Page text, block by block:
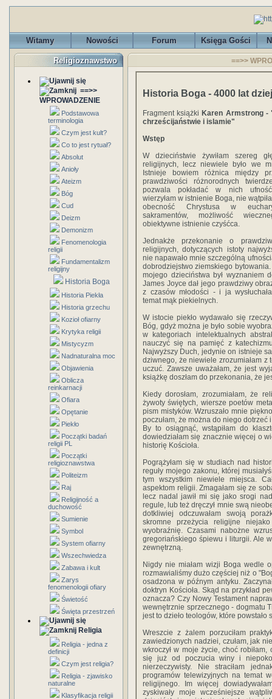
Witamy Nowości Forum Księga Gości
Religioznawstwo
==>>
WPROWADZENIE
Podstawowa
terminologia
Czym jest kult?
Co to jest rytuał?
Absolut
Anioły
Ateizm
Bóg
Cud
Deizm
Demonizm
Fenomenologia
religii
Fundamentalizm
religijny
Historia Boga
Historia Piekła
Historia grzechu
Kozioł ofiarny
Krytyka religii
Mistycyzm
Nadnaturalna moc
Objawienia
Oblicza
reinkarnacji
Ofiara
Opętanie
Piekło
Początki badań
religii PL
Początki
religioznawstwa
Politeizm
Raj
Religijność a
duchowość
Sumienie
Symbol
System ofiarny
Wszechwiedza
Zabawa i kult
Zarys
fenomenologii ofiary
Świetość
Święta przestrzeń
Religia
Religia - jedna z
definicji
Czym jest religia?
Religia - zjawisko
naturalne
Klasyfikacja religii
==>>
Historia Boga - 4000 lat
Fragment książki Karen Armstrong -
chrześcijaństwie i islamie"
Wstęp
W dzieciństwie żywiłam szereg
religijnych, lecz niewiele było we
Istnieje bowiem różnica między
prawdziwości różnorodnych
pozwala pokładać w nich
wierzyłam w istnienie Boga, nie
obecność Chrystusa w
sakramentów, możliwość
obiektywne istnienie czyśćca.
Jednakże przekonanie o
religijnych, dotyczących istoty
nie napawało mnie szczególną
dobrodziejstwo ziemskiego
mojego dzieciństwa był wyznaniem
James Joyce dał jego prawdziwy
z czasów młodości - i ja
temat mąk piekielnych.
W istocie piekło wydawało się
Bóg, gdyż można je było sobie
w kategoriach intelektualnych
nauczyć się na pamięć z
Najwyższy Duch, jedynie on istnieje
dziwnego, że niewiele zrozumiałam
uczuć. Zawsze uważałam, że jest
książkę doszłam do przekonania, że
Kiedy dorosłam, zrozumiałam, że
żywoty świętych, wiersze poetów
pism mistyków. Wzruszało mnie
poczułam, że można do niego
By to osiągnąć, wstąpiłam do
dowiedziałam się znacznie więcej o
historię Kościoła.
Pogrążyłam się w studiach nad
reguły mojego zakonu, której
tym wszystkim niewiele miejsca.
aspektom religii. Zmagałam się ze
lecz nadal jawił mi się jako srogi
regule, lub też dręczył mnie swą
dotkliwiej odczuwałam swoją
skromne przeżycia religijne
wyobraźnię. Czasami nabożne
gregoriańskiego śpiewu i liturgii. Ale
zewnętrzną.
Nigdy nie miałam wizji Boga wedle
rozmawialiśmy dużo częściej niż o
osadzona w późnym antyku.
doktryn Kościoła. Skąd na przykład
oznacza? Czy Nowy Testament
wewnętrznie sprzecznego - dogmatu
jest to dzieło teologów, które
Wreszcie z żalem porzuciłam
zawiedzionych nadziei, czułam, jak
wkroczył w moje życie, choć
się już od poczucia winy i
nierzeczywisty. Nie straciłam
programów telewizyjnych na temat
religijnego. Im więcej
zyskiwały moje wcześniejsze